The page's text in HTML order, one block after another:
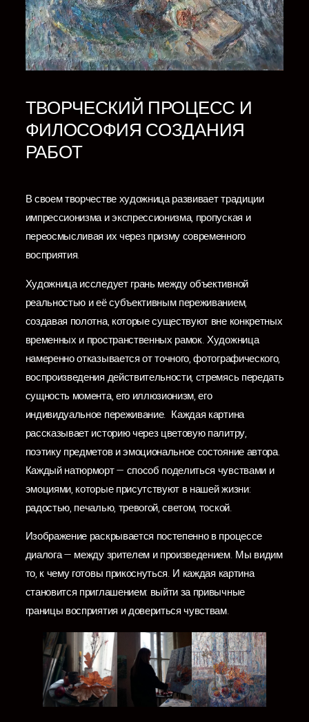
ТВОРЧЕСКИЙ ПРОЦЕСС И
ФИЛОСОФИЯ СОЗДАНИЯ
РАБОТ
В своем творчестве художница развивает традиции
импрессионизма и экспрессионизма, пропуская и
переосмысливая их через призму современного
восприятия.
Художница исследует грань между объективной
реальностью и её субъективным переживанием,
создавая полотна, которые существуют вне конкретных
временных и пространственных рамок. Художница
намеренно отказывается от точного, фотографического,
воспроизведения действительности, стремясь передать
сущность момента, его иллюзионизм, его
индивидуальное переживание. Каждая картина
рассказывает историю через цветовую палитру,
поэтику предметов и эмоциональное состояние автора.
Каждый натюрморт — способ поделиться чувствами и
эмоциями, которые присутствуют в нашей жизни:
радостью, печалью, тревогой, светом, тоской.
Изображение раскрывается постепенно в процессе
диалога — между зрителем и произведением. Мы видим
то, к чему готовы прикоснуться. И каждая картина
становится приглашением: выйти за привычные
границы восприятия и довериться чувствам.